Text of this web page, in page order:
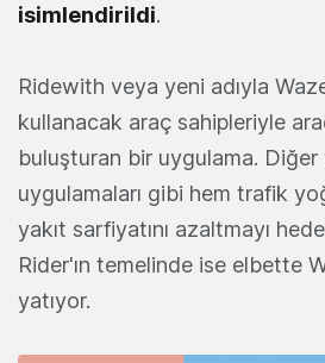
isimlendirildi.
Ridewith veya yeni adıyla
kullanacak araç sahipleriyle
buluşturan bir uygulama. Diğer
uygulamaları gibi hem trafik
yakıt sarfiyatını azaltmayı
Rider'ın temelinde ise elbette
yatıyor.